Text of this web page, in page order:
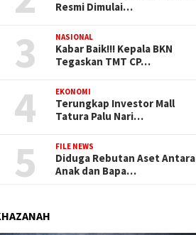
Resmi Dimulai…
3 NASIONAL
Kabar Baik!!! Kepala BKN
Tegaskan TMT CP…
4 EKONOMI
Terungkap Investor Mall
Tatura Palu Nari…
5 FILE NEWS
Diduga Rebutan Aset Antara
Anak dan Bapa…